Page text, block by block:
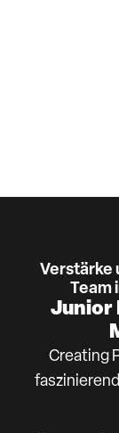
Verstärke
Team
Junior
Creating